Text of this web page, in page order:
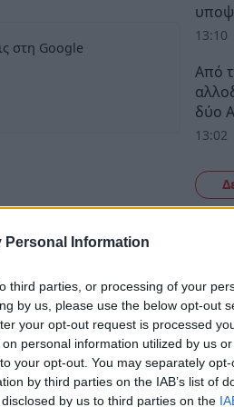
Personal Information
third parties, or processing of your
by us, please use the below opt-out
your opt-out request is processed
personal information utilized by us
your opt-out. You may separately
by third parties on the IAB’s list of
by us to third parties on the
στη Google
υπευθυνότητα στον
την ταυτότητά της
Με την επωνυμία
του Επίπλου -
13:10
Από
δύο
13:02